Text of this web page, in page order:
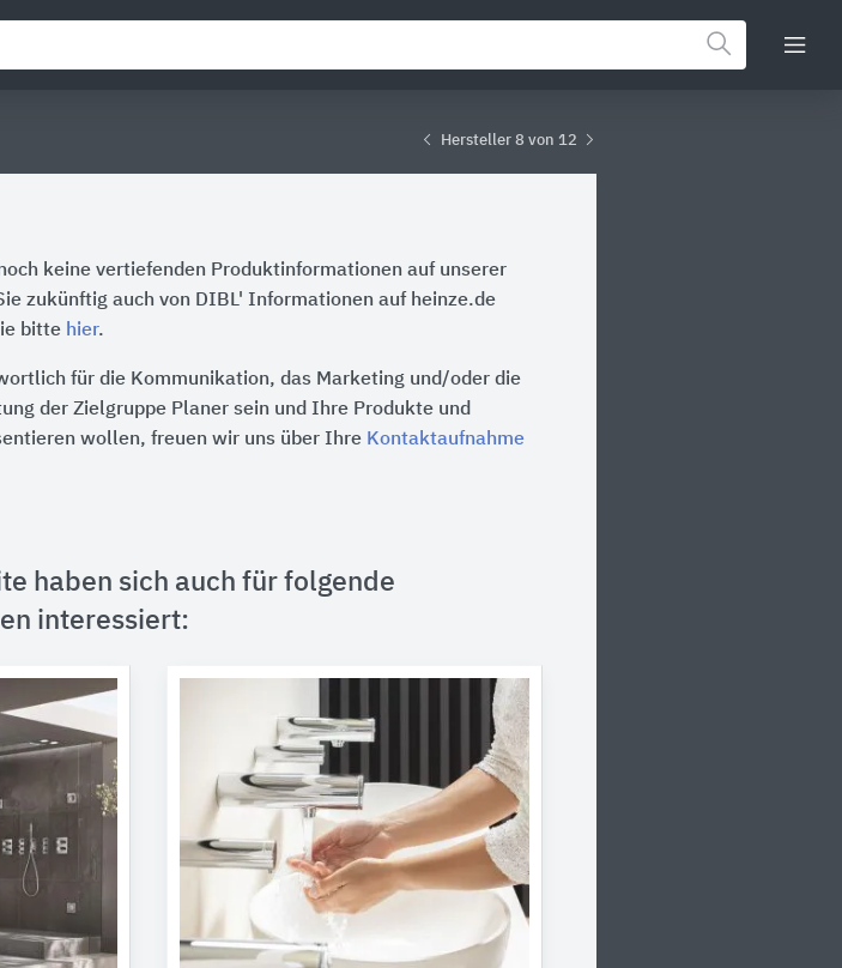
Hersteller 8 von 12
keine vertiefenden Produktinformationen auf unserer
zukünftig auch von DIBL' Informationen auf heinze.de
bitte hier.
für die Kommunikation, das Marketing und/oder die
der Zielgruppe Planer sein und Ihre Produkte und
wollen, freuen wir uns über Ihre Kontaktaufnahme
haben sich auch für folgende
interessiert: